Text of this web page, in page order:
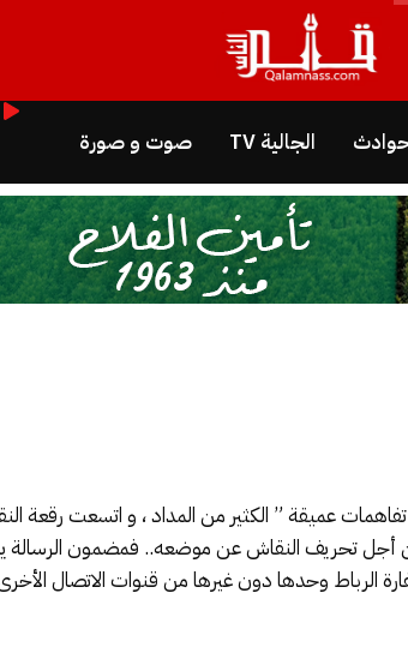
الجالية TV صوت و صورة
تفاهمات عميقة ” الكثير من المداد ، و اتسعت
تحريف النقاش عن موضعه.. فمضمون الرسالة
وحدها دون غيرها من قنوات الاتصال